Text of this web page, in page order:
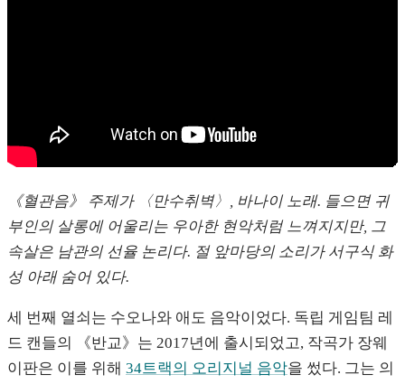
《혈관음》 주제가 〈만수취벽〉, 바나이 노래. 들으면 귀
부인의 살롱에 어울리는 우아한 현악처럼 느껴지지만, 그
속살은 남관의 선율 논리다. 절 앞마당의 소리가 서구식 화
성 아래 숨어 있다.
세 번째 열쇠는 수오나와 애도 음악이었다. 독립 게임팀 레
드 캔들의 《반교》는 2017년에 출시되었고, 작곡가 장웨
이판은 이를 위해 34트랙의 오리지널 음악을 썼다. 그는 의